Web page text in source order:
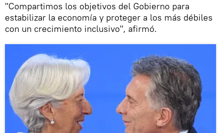
"Compartimos los objetivos del Gobierno para
estabilizar la economía y proteger a los más débiles
con un crecimiento inclusivo", afirmó.